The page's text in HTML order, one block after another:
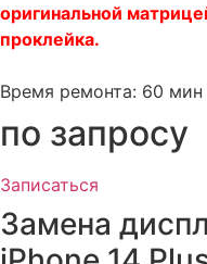
оригинальной
проклейка.
Время ремонта: 60 мин
по запросу​
Записаться
Замена